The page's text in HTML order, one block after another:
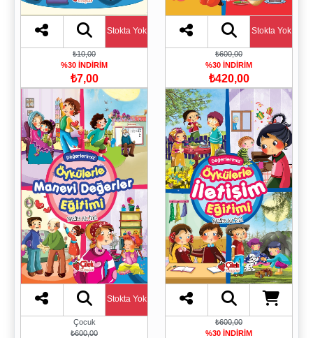
Stokta Yok
₺10,00
%30 İNDİRİM
₺7,00
Stokta Yok
₺600,00
%30 İNDİRİM
₺420,00
Stokta Yok
Çocuk
₺600,00
₺600,00
%30 İNDİRİM